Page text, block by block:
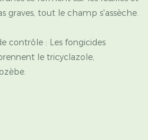
graves, tout le champ s'assèche.
contrôle : Les fongicides
le tricyclazole,